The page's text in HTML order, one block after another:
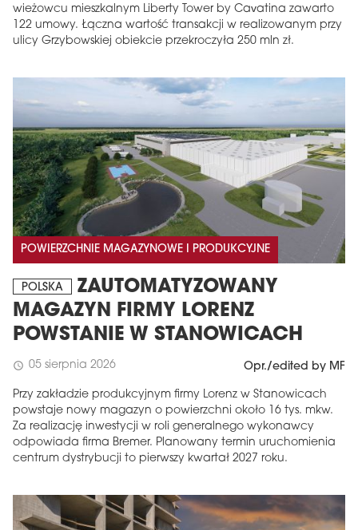
wieżowcu mieszkalnym Liberty Tower by Cavatina zawarto
122 umowy. Łączna wartość transakcji w realizowanym przy
ulicy Grzybowskiej obiekcie przekroczyła 250 mln zł.
POWIERZCHNIE MAGAZYNOWE I PRODUKCYJNE
POLSKA
ZAUTOMATYZOWANY
MAGAZYN FIRMY LORENZ
POWSTANIE W STANOWICACH
schedule 05 sierpnia 2026 Opr./edited by MF
Przy zakładzie produkcyjnym firmy Lorenz w Stanowicach
powstaje nowy magazyn o powierzchni około 16 tys. mkw.
Za realizację inwestycji w roli generalnego wykonawcy
odpowiada firma Bremer. Planowany termin uruchomienia
centrum dystrybucji to pierwszy kwartał 2027 roku.